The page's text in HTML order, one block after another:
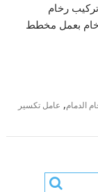
رخام
رخام بعمل مخطط
الدمام, عامل تكسير